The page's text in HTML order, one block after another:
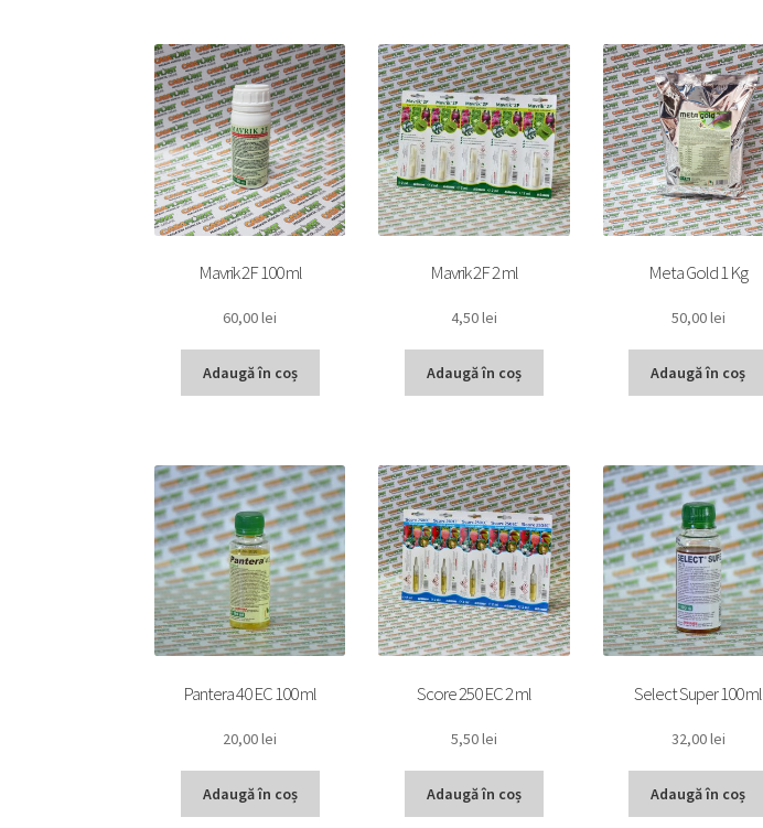
Mavrik 2F 100 ml
60,00lei
Adaugă în coș
Mavrik 2F 2 ml
4,50lei
Adaugă în coș
Meta Gold 1 Kg
50,00lei
Adaugă în coș
Pantera 40 EC 100 ml
20,00lei
Adaugă în coș
Score 250 EC 2 ml
5,50lei
Adaugă în coș
Select Super 100 ml
32,00lei
Adaugă în coș